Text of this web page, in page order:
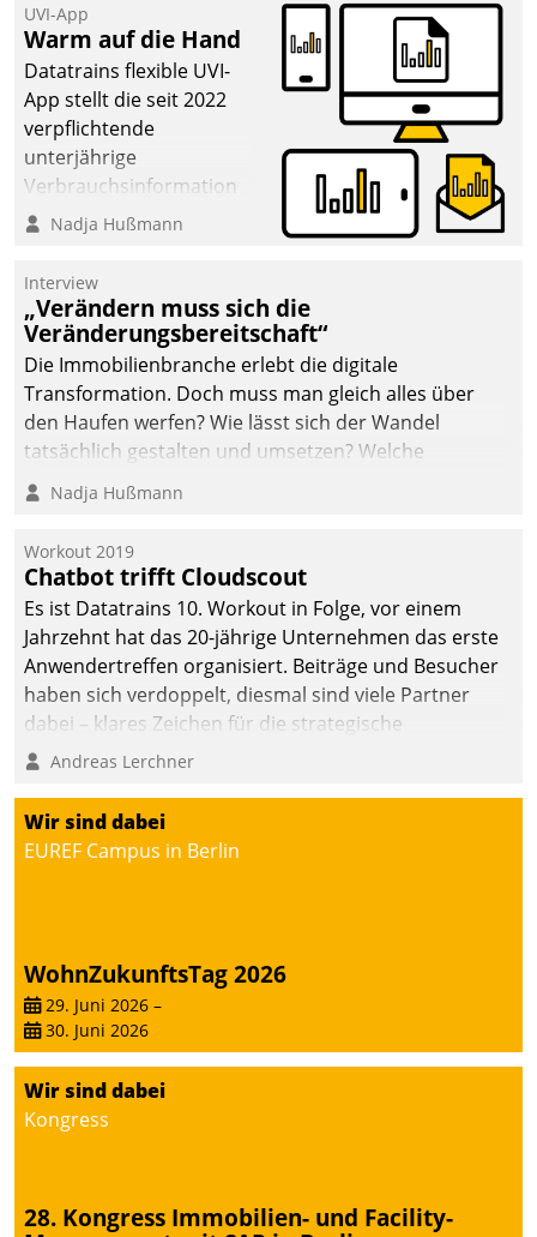
UVI-App
Warm auf die Hand
Datatrains flexible UVI-
App stellt die seit 2022
verpflichtende
unterjährige
Verbrauchsinformation
schnell, zuverlässig und
Die monatlichen
Mitteilungen zum
Heizungs- und
Wasserverbrauch gehen
automatisiert, vollständig
und auf Wunsch über
mehrere zuvor
Kommunikationswege bei
Nadja Hußmann
Interview
„Verändern muss sich die
Veränderungsbereitschaft“
Die Immobilienbranche erlebt die digitale
Transformation. Doch muss man gleich alles über
den Haufen werfen? Wie lässt sich der Wandel
tatsächlich gestalten und umsetzen? Welche
Argumente zählen wirklich?
Nadja Hußmann
Workout 2019
Chatbot trifft Cloudscout
Es ist Datatrains 10. Workout in Folge, vor einem
Jahrzehnt hat das 20-jährige Unternehmen das erste
Anwendertreffen organisiert. Beiträge und Besucher
haben sich verdoppelt, diesmal sind viele Partner
dabei – klares Zeichen für die strategische
Fokussierung auf den Kunden.
Andreas Lerchner
Wir sind dabei
EUREF Campus in Berlin
WohnZukunftsTag 2026
29. Juni 2026 –
30. Juni 2026
Wir sind dabei
Kongress
28. Kongress Immobilien- und Facility-